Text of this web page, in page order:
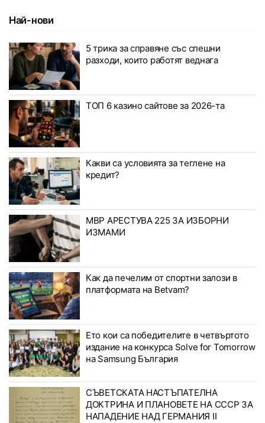
Най-нови
5 трика за справяне със спешни
разходи, които работят веднага
ТОП 6 казино сайтове за 2026-та
Какви са условията за теглене на
кредит?
МВР АРЕСТУВА 225 ЗА ИЗБОРНИ
ИЗМАМИ
Как да печелим от спортни залози в
платформата на Betvam?
Ето кои са победителите в четвъртото
издание на конкурса Solve for Tomorrow
на Samsung България
СЪВЕТСКАТА НАСТЪПАТЕЛНА
ДОКТРИНА И ПЛАНОВЕТЕ НА СССР ЗА
НАПАДЕНИЕ НАД ГЕРМАНИЯ II